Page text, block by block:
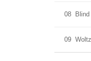
08 Blind
09